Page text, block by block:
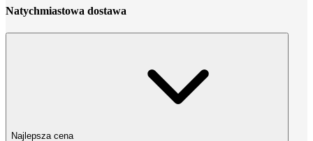
Natychmiastowa dostawa
Najlepsza cena